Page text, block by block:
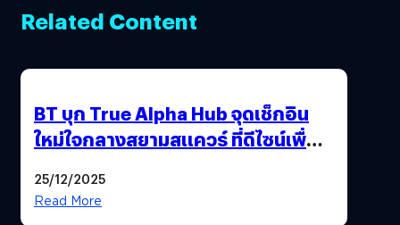
Related Content
BT บุก True Alpha Hub จุดเช็กอิน
ใหม่ใจกลางสยามสแควร์ ที่ดีไซน์เพื่อ
25/12/2025
Read More